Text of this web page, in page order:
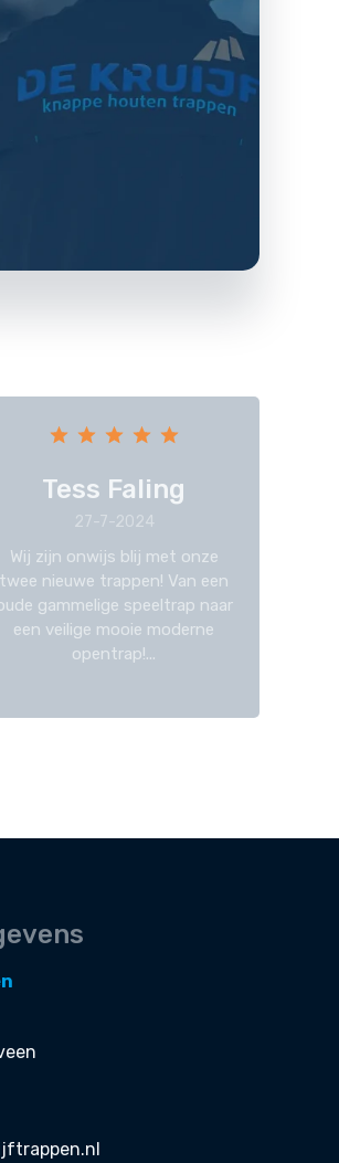
Tess Faling
27-7-2024
Wij zijn onwijs blij met onze
twee nieuwe trappen! Van een
gammelige speeltrap naar
een veilige mooie moderne
opentrap!...